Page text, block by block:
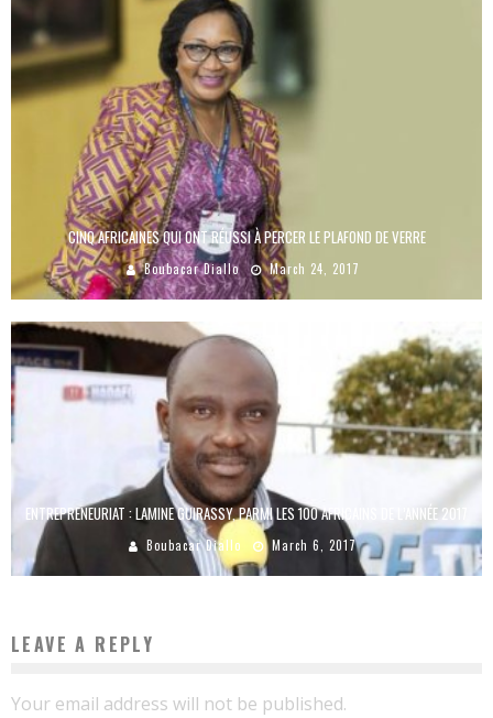
CINQ AFRICAINES QUI ONT RÉUSSI À PERCER LE PLAFOND DE VERRE
Boubacar Diallo March 24, 2017
ENTREPRENEURIAT : LAMINE GUIRASSY, PARMI LES 100 AFRICAINS DE L’ANNÉE 2017
Boubacar Diallo March 6, 2017
LEAVE A REPLY
Your email address will not be published.